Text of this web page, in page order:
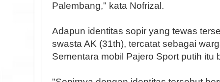
Palembang," kata Nofrizal.
Adapun identitas sopir yang tewas
swasta AK (31th), tercatat sebagai
Sementara mobil Pajero Sport putih itu